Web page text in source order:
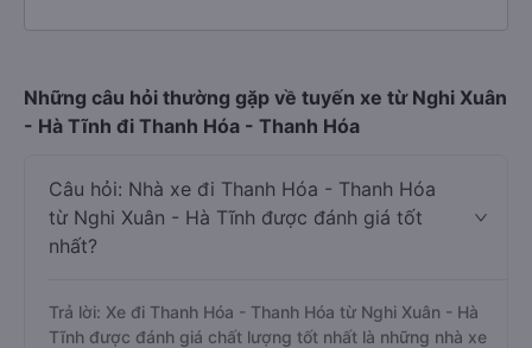
Những câu hỏi thường gặp về tuyến xe từ Nghi Xuân
- Hà Tĩnh đi Thanh Hóa - Thanh Hóa
Câu hỏi: Nhà xe đi Thanh Hóa - Thanh Hóa
từ Nghi Xuân - Hà Tĩnh được đánh giá tốt
nhất?
Trả lời: Xe đi Thanh Hóa - Thanh Hóa từ Nghi Xuân - Hà
Tĩnh được đánh giá chất lượng tốt nhất là những nhà xe